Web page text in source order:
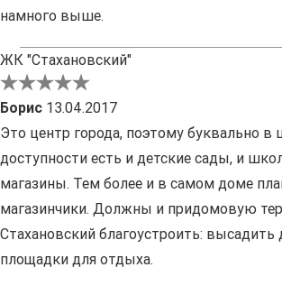
намного выше.
ЖК "Стахановский"
Борис 13.04.2017
Это центр города, поэтому буквально в
доступности есть и детские сады, и
магазины. Тем более и в самом доме
магазинчики. Должны и придомовую
Стахановский благоустроить: высадить
площадки для отдыха.